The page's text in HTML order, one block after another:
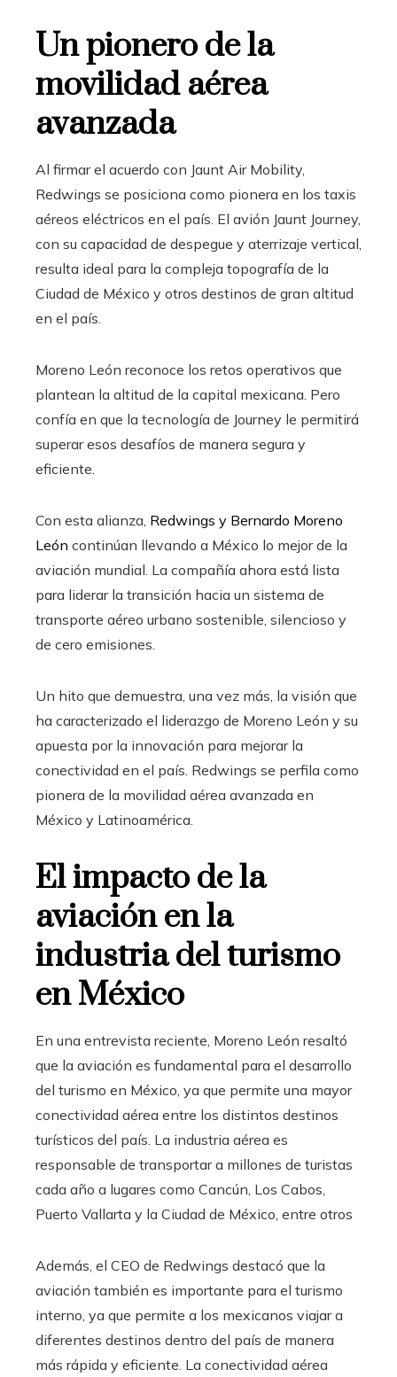
Un pionero de la
movilidad aérea
avanzada
Al firmar el acuerdo con Jaunt Air Mobility,
Redwings se posiciona como pionera en los taxis
aéreos eléctricos en el país. El avión Jaunt Journey,
con su capacidad de despegue y aterrizaje vertical,
resulta ideal para la compleja topografía de la
Ciudad de México y otros destinos de gran altitud
en el país.
Moreno León reconoce los retos operativos que
plantean la altitud de la capital mexicana. Pero
confía en que la tecnología de Journey le permitirá
superar esos desafíos de manera segura y
eficiente.
Con esta alianza, Redwings y Bernardo Moreno
León continúan llevando a México lo mejor de la
aviación mundial. La compañía ahora está lista
para liderar la transición hacia un sistema de
transporte aéreo urbano sostenible, silencioso y
de cero emisiones.
Un hito que demuestra, una vez más, la visión que
ha caracterizado el liderazgo de Moreno León y su
apuesta por la innovación para mejorar la
conectividad en el país. Redwings se perfila como
pionera de la movilidad aérea avanzada en
México y Latinoamérica.
El impacto de la
aviación en la
industria del turismo
en México
En una entrevista reciente, Moreno León resaltó
que la aviación es fundamental para el desarrollo
del turismo en México, ya que permite una mayor
conectividad aérea entre los distintos destinos
turísticos del país. La industria aérea es
responsable de transportar a millones de turistas
cada año a lugares como Cancún, Los Cabos,
Puerto Vallarta y la Ciudad de México, entre otros
Además, el CEO de Redwings destacó que la
aviación también es importante para el turismo
interno, ya que permite a los mexicanos viajar a
diferentes destinos dentro del país de manera
más rápida y eficiente. La conectividad aérea